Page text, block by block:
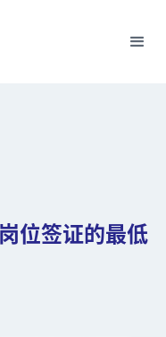
位签证的最低